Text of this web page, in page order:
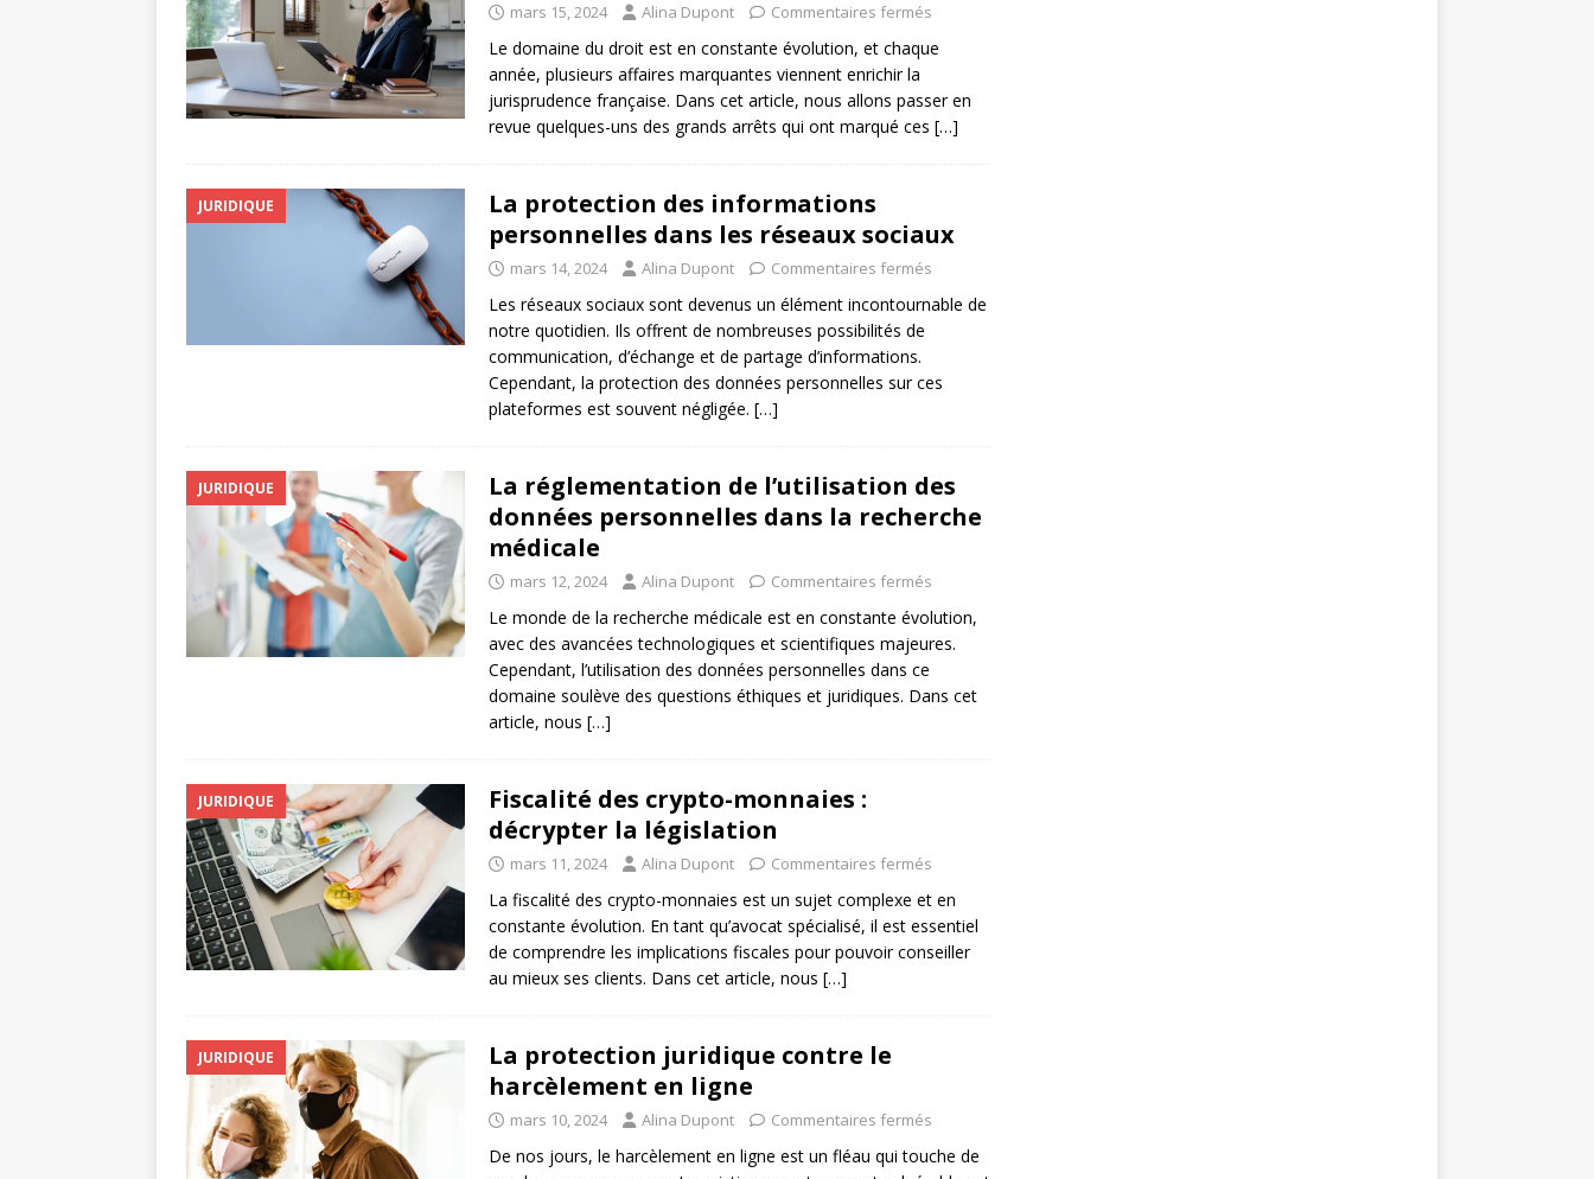
mars 15, 2024 Alina Dupont Commentaires fermés
Le domaine du droit est en constante évolution, et chaque
année, plusieurs affaires marquantes viennent enrichir la
jurisprudence française. Dans cet article, nous allons passer en
revue quelques-uns des grands arrêts qui ont marqué ces […]
JURIDIQUE
La protection des informations
personnelles dans les réseaux sociaux
mars 14, 2024 Alina Dupont Commentaires fermés
Les réseaux sociaux sont devenus un élément incontournable de
notre quotidien. Ils offrent de nombreuses possibilités de
communication, d’échange et de partage d’informations.
Cependant, la protection des données personnelles sur ces
plateformes est souvent négligée. […]
JURIDIQUE
La réglementation de l’utilisation des
données personnelles dans la recherche
médicale
mars 12, 2024 Alina Dupont Commentaires fermés
Le monde de la recherche médicale est en constante évolution,
avec des avancées technologiques et scientifiques majeures.
Cependant, l’utilisation des données personnelles dans ce
domaine soulève des questions éthiques et juridiques. Dans cet
article, nous […]
JURIDIQUE
Fiscalité des crypto-monnaies :
décrypter la législation
mars 11, 2024 Alina Dupont Commentaires fermés
La fiscalité des crypto-monnaies est un sujet complexe et en
constante évolution. En tant qu’avocat spécialisé, il est essentiel
de comprendre les implications fiscales pour pouvoir conseiller
au mieux ses clients. Dans cet article, nous […]
JURIDIQUE
La protection juridique contre le
harcèlement en ligne
mars 10, 2024 Alina Dupont Commentaires fermés
De nos jours, le harcèlement en ligne est un fléau qui touche de